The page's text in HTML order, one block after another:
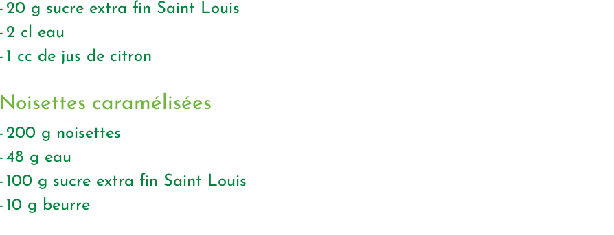
20 g sucre extra fin Saint Louis
2 cl eau
1 cc de jus de citron
Noisettes caramélisées
200 g noisettes
48 g eau
100 g sucre extra fin Saint Louis
10 g beurre